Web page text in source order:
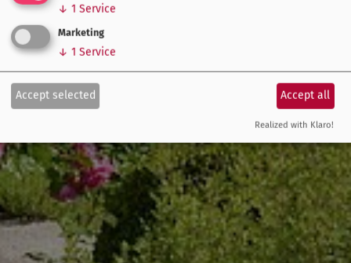
↓ 1 Service
Marketing
↓ 1 Service
Accept selected Accept all
Realized with Klaro!